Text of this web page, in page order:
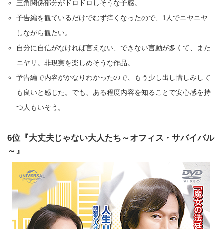
三角関係部分がドロドロしそうな予感。
予告編を観ているだけでむず痒くなったので、1人でニヤニヤ
しながら観たい。
自分に自信がなければ言えない、できない言動が多くて、また
ニヤリ。非現実を楽しめそうな作品。
予告編で内容がかなりわかったので、もう少し出し惜しみして
も良いと感じた。でも、ある程度内容を知ることで安心感を持
つ人もいそう。
6位『大丈夫じゃない大人たち～オフィス・サバイバル
～』